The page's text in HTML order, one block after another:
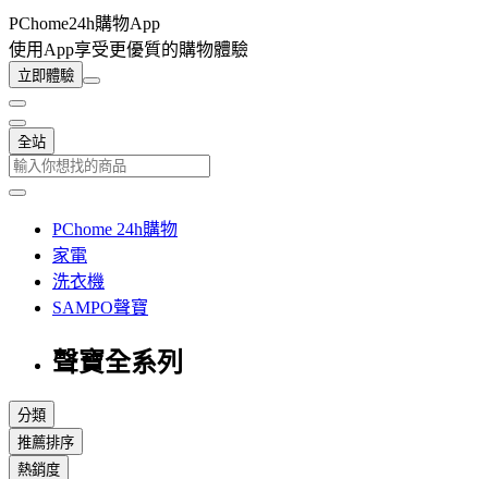
PChome24h購物App
使用App享受更優質的購物體驗
立即體驗
全站
PChome 24h購物
家電
洗衣機
SAMPO聲寶
聲寶全系列
分類
推薦排序
熱銷度